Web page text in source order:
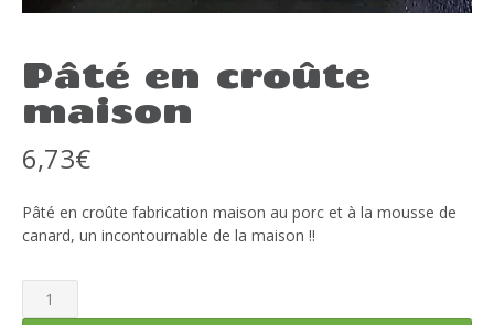
Pâté en croûte
maison
6,73€
Pâté en croûte fabrication maison au porc et à la mousse de
canard, un incontournable de la maison !!
quantité
de